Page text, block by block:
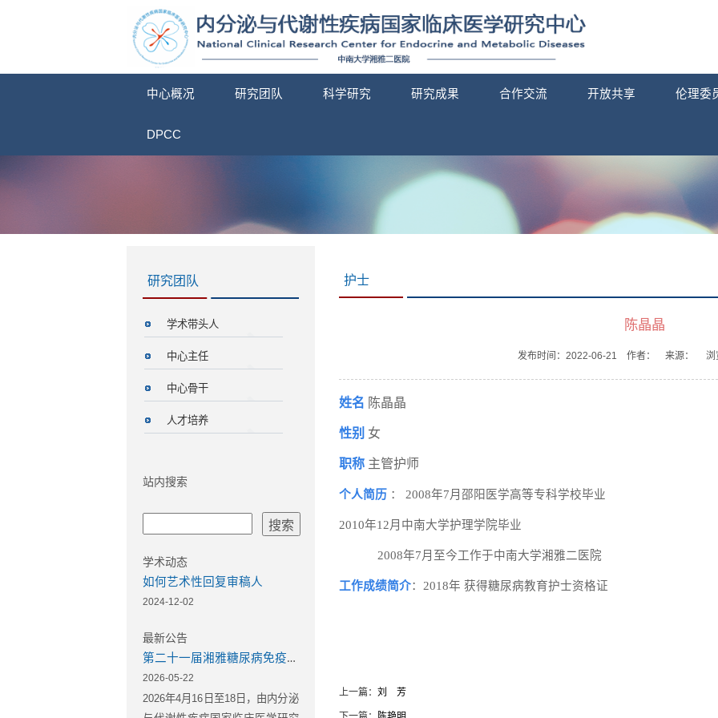
中心概况 研究团队 科学研究 研究成果 合作交流 开放共享 伦理委
DPCC
研究团队
学术带头人
中心主任
中心骨干
人才培养
站内搜索
学术动态
如何艺术性回复审稿人
2024-12-02
最新公告
第二十一届湘雅糖尿病免疫学大会在长沙隆重举行
2026-05-22
2026年4月16日至18日，由内分泌
护士
陈晶晶
发布时间：2022-06-21 作者： 来源： 浏
姓名 陈晶晶
性别 女
职称 主管护师
个人简历 ： 2008年7月邵阳医学高等专科学校毕业
2010年12月中南大学护理学院毕业
2008年7月至今工作于中南大学湘雅二医院
工作成绩简介： 2018年 获得糖尿病教育护士资格证
上一篇： 刘 芳